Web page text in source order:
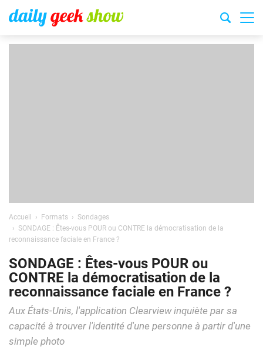
Accueil Formats
Sondages
SONDAGE : Êtes-vous POUR ou CONTRE la démocratisation de la
reconnaissance faciale en France ?
SONDAGE : Êtes-vous POUR ou
CONTRE la démocratisation de la
reconnaissance faciale en France ?
Aux États-Unis, l'application Clearview inquiète par sa
capacité à trouver l'identité d'une personne à partir d'une
simple photo